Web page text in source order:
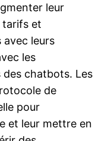
leur
tarifs et
leurs
les
des chatbots. Les
de
pour
et leur mettre en